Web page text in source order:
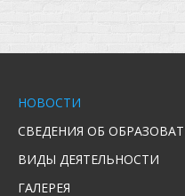
НОВОСТИ
СВЕДЕНИЯ ОБ
ВИДЫ ДЕЯТЕЛЬНОСТИ
ГАЛЕРЕЯ